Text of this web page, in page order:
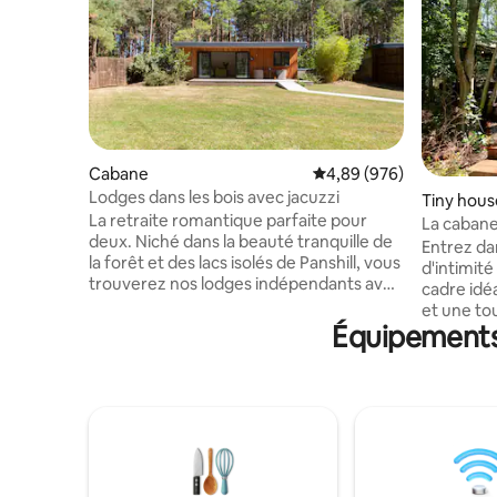
Cabane Évaluation moyenne
4,89 (976)
Lodges dans les bois avec jacuzzi
La retraite romantique parfaite pour
deux. Niché dans la beauté tranquille de
la forêt et des lacs isolés de Panshill, vous
trouverez nos lodges indépendants avec
chocolats gratuits à l'arrivée (n'hésitez
pas à me contacter si vous préférez un
supplémentaires. Renseignez-vous sur le
barbecue et la location de vélos. Offre de
Tiny
La
Entrez
d'intimité
cadre
et une touche
sous les
Entouré